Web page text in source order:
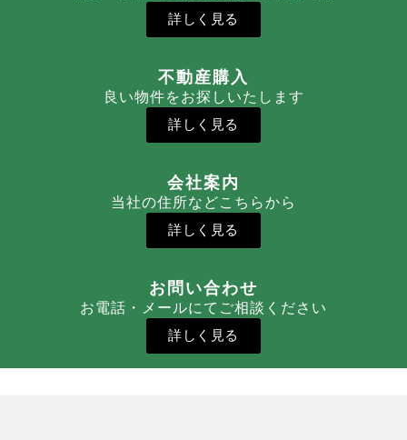
詳しく見る
不動産購入
良い物件をお探しいたします
詳しく見る
会社案内
当社の住所などこちらから
詳しく見る
お問い合わせ
お電話・メールにてご相談ください
詳しく見る